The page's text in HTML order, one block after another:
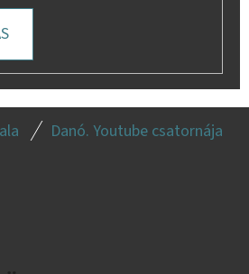
Danó. Youtube csatornája